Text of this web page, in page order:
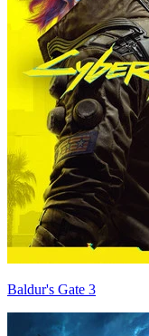
Baldur's Gate 3